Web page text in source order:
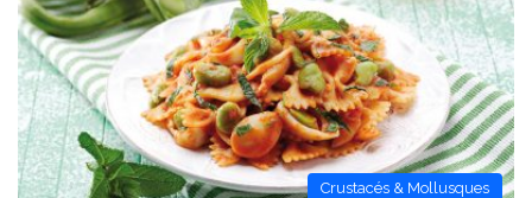
Crustacés & Mollusques